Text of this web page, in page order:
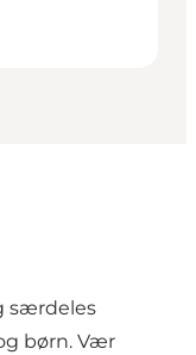
særdeles
børn. Vær